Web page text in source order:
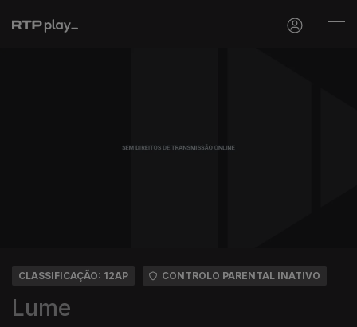
CLASSIFICAÇÃO: 12AP CONTROLO PARENTAL INATIVO
Lume